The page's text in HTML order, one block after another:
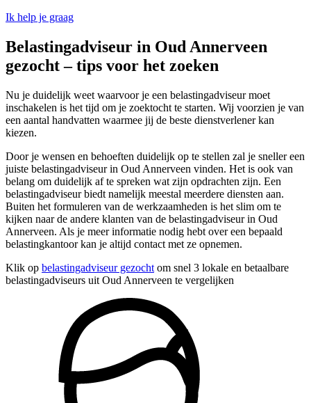
Ik help je graag
Belastingadviseur in Oud Annerveen
gezocht – tips voor het zoeken
Nu je duidelijk weet waarvoor je een belastingadviseur moet
inschakelen is het tijd om je zoektocht te starten. Wij voorzien je van
een aantal handvatten waarmee jij de beste dienstverlener kan
kiezen.
Door je wensen en behoeften duidelijk op te stellen zal je sneller een
juiste belastingadviseur in Oud Annerveen vinden. Het is ook van
belang om duidelijk af te spreken wat zijn opdrachten zijn. Een
belastingadviseur biedt namelijk meestal meerdere diensten aan.
Buiten het formuleren van de werkzaamheden is het slim om te
kijken naar de andere klanten van de belastingadviseur in Oud
Annerveen. Als je meer informatie nodig hebt over een bepaald
belastingkantoor kan je altijd contact met ze opnemen.
Klik op belastingadviseur gezocht om snel 3 lokale en betaalbare
belastingadviseurs uit Oud Annerveen te vergelijken